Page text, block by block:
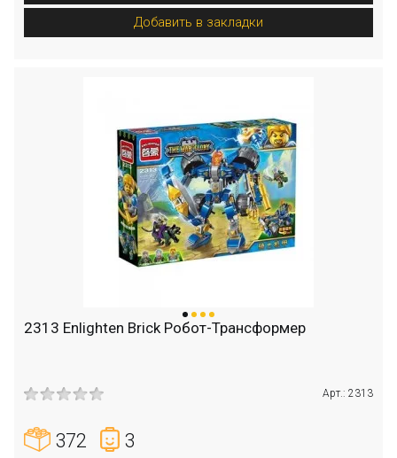
Добавить в закладки
2313 Enlighten Brick Робот-Трансформер
Арт.: 2313
372 3